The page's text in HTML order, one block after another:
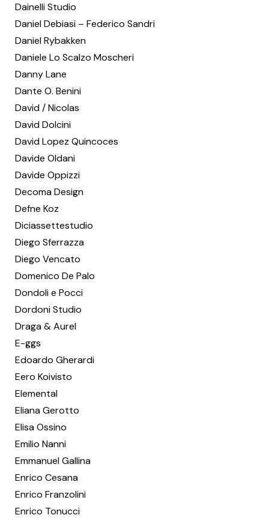
Dainelli Studio
Daniel Debiasi – Federico Sandri
Daniel Rybakken
Daniele Lo Scalzo Moscheri
Danny Lane
Dante O. Benini
David / Nicolas
David Dolcini
David Lopez Quincoces
Davide Oldani
Davide Oppizzi
Decoma Design
Defne Koz
Diciassettestudio
Diego Sferrazza
Diego Vencato
Domenico De Palo
Dondoli e Pocci
Dordoni Studio
Draga & Aurel
E-ggs
Edoardo Gherardi
Eero Koivisto
Elemental
Eliana Gerotto
Elisa Ossino
Emilio Nanni
Emmanuel Gallina
Enrico Cesana
Enrico Franzolini
Enrico Tonucci